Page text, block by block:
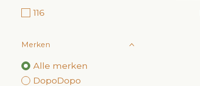
116
Merken
Alle merken
DopoDopo